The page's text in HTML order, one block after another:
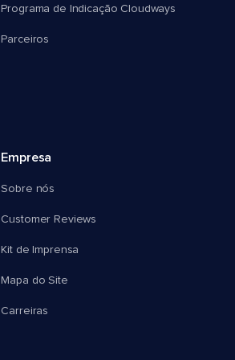
Programa de Indicação Cloudways
Parceiros
Empresa
Sobre nós
Customer Reviews
Kit de Imprensa
Mapa do Site
Carreiras